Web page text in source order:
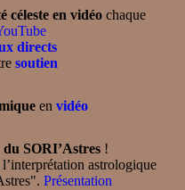
céleste en vidéochaque
directs
soutien
en vidéo
SORI’Astres !
astrologique
Présentation